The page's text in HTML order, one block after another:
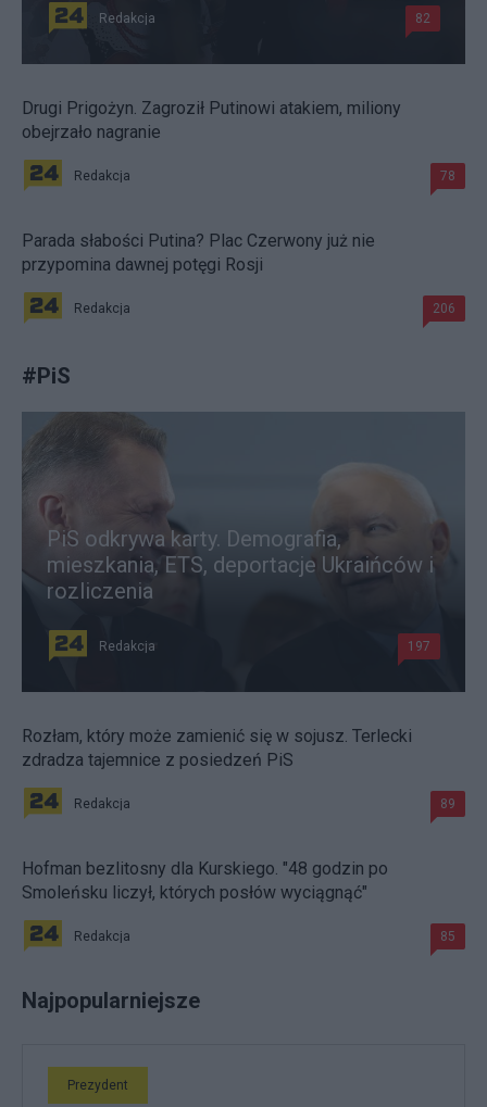
Redakcja 82
Drugi Prigożyn. Zagroził Putinowi atakiem, miliony
obejrzało nagranie
Redakcja 78
Parada słabości Putina? Plac Czerwony już nie
przypomina dawnej potęgi Rosji
Redakcja 206
#PiS
PiS odkrywa karty. Demografia,
mieszkania, ETS, deportacje Ukraińców i
rozliczenia
Redakcja 197
Rozłam, który może zamienić się w sojusz. Terlecki
zdradza tajemnice z posiedzeń PiS
Redakcja 89
Hofman bezlitosny dla Kurskiego. "48 godzin po
Smoleńsku liczył, których posłów wyciągnąć"
Redakcja 85
Najpopularniejsze
Prezydent